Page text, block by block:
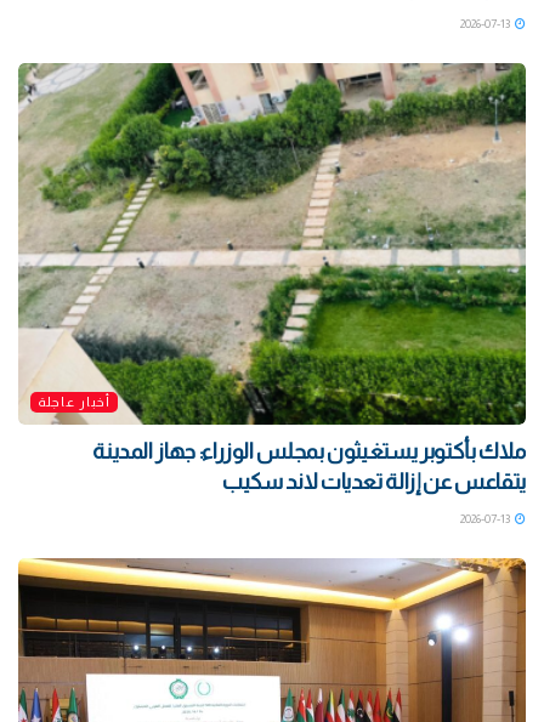
أخبار عاجلة
ملاك بأكتوبر يستغيثون بمجلس الوزراء: جهاز المدينة
يتقاعس عن إزالة تعديات لاند سكيب